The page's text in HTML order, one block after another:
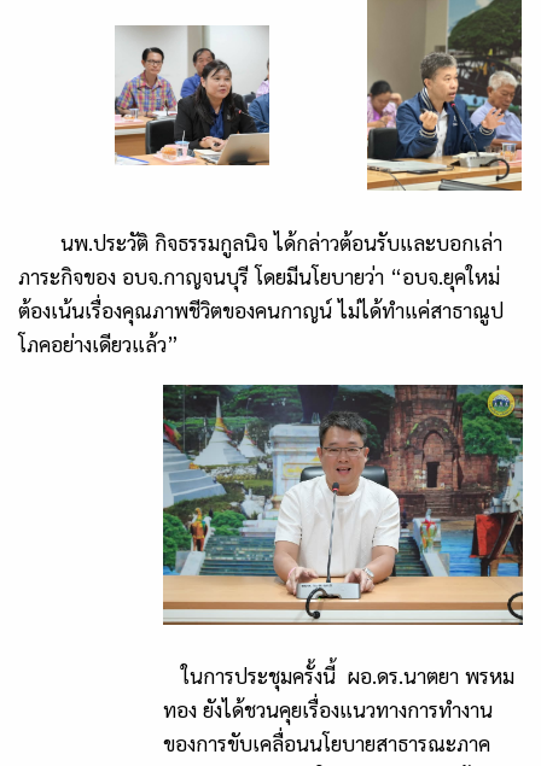
นพ.ประวัติ กิจธรรมกูลนิจ ได้กล่าวต้อนรับและบอกเล่า
ภาระกิจของ อบจ.กาญจนบุรี โดยมีนโยบายว่า “อบจ.ยุคใหม่
ต้องเน้นเรื่องคุณภาพชีวิตของคนกาญน์ ไม่ได้ทำแค่สาธาณูป
โภคอย่างเดียวแล้ว”
ในการประชุมครั้งนี้ ผอ.ดร.นาตยา พรหม
ทอง ยังได้ชวนคุยเรื่องแนวทางการทำงาน
ของการขับเคลื่อนนโยบายสาธารณะภาค